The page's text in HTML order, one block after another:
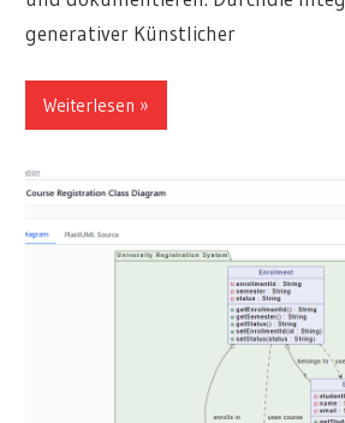
generativer Künstlicher
Weiterlesen